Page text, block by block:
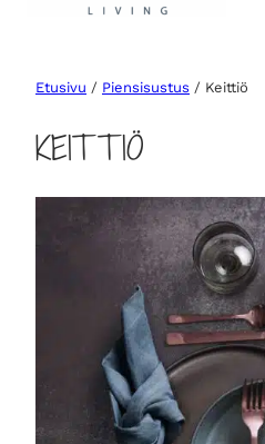
Etusivu / Piensisustus / Keittiö
KEITTIÖ